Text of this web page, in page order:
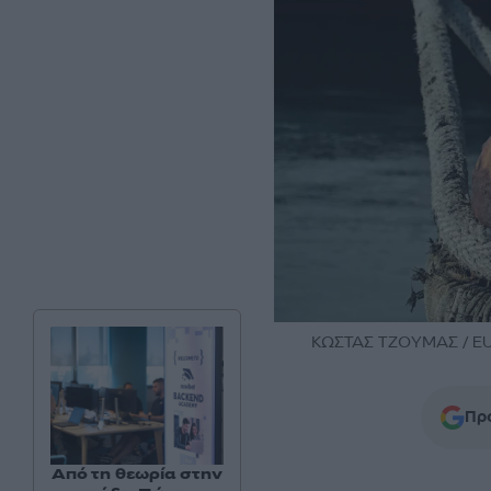
ΚΩΣΤΑΣ ΤΖΟΥΜΑΣ /
Από τη θεωρία στην